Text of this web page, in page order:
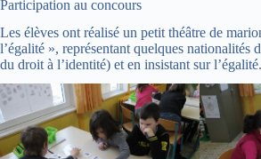
Participation au concours
Les élèves ont réalisé un petit théâtre de
l’égalité », représentant quelques nationalités
du droit à l’identité) et en insistant sur l’égalité.